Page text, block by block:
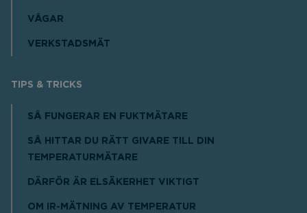
VÅGAR
VERKSTADSMÄT
TIPS & TRICKS
SÅ FUNGERAR EN FUKTMÄTARE
SÅ HITTAR DU RÄTT GIVARE TILL DIN
TEMPERATURMÄTARE
DÄRFÖR ÄR ELSÄKERHET VIKTIGT
OM IR-MÄTNING AV TEMPERATUR